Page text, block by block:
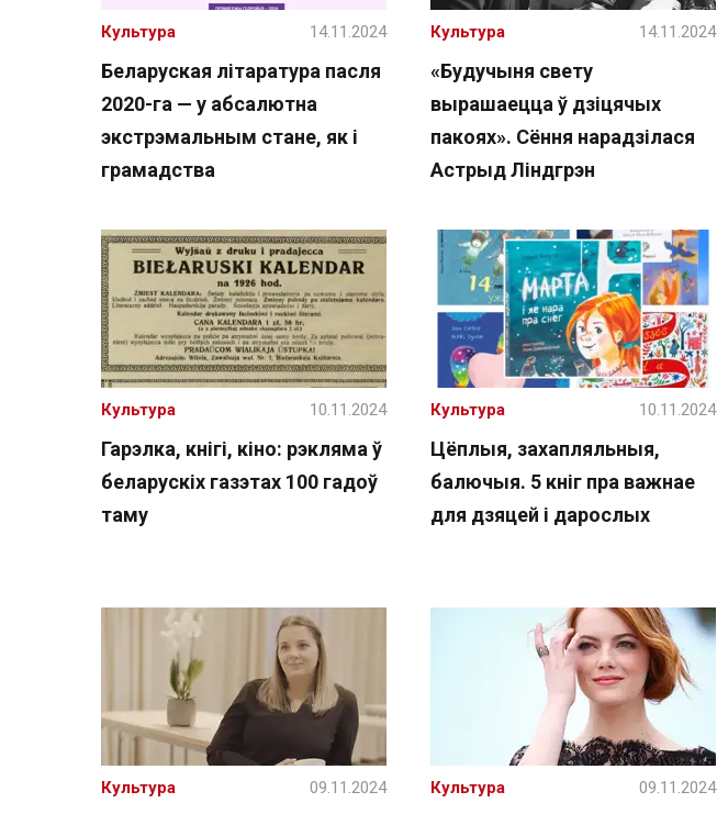
Беларуская літаратура пасля
2020-га — у абсалютна
экстрэмальным стане, як і
грамадства
Культура 14.11.2024
«Будучыня свету
вырашаецца ў дзіцячых
пакоях». Сёння нарадзілася
Астрыд Ліндгрэн
Культура 14.11.2024
Гарэлка, кнігі, кіно: рэкляма ў
беларускіх газэтах 100 гадоў
таму
Культура 10.11.2024
Цёплыя, захапляльныя,
балючыя. 5 кніг пра важнае
для дзяцей і дарослых
Культура 10.11.2024
Культура 09.11.2024 Культура 09.11.2024